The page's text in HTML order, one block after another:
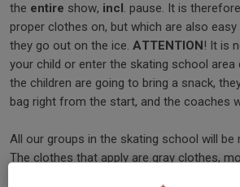
the entire show, incl. pause. It is
proper clothes on, but which are also
they go out on the ice. ATTENTION! It is
your child or enter the skating school area
the children are going to bring a snack,
bag right from the start, and the coaches
All our groups in the skating school will be
The clothes that apply are gray clothes,